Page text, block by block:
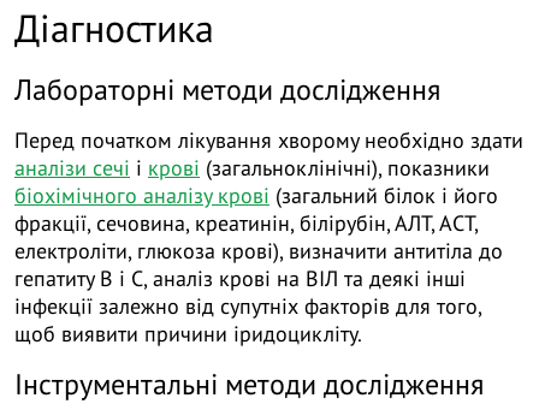
Діагностика
Лабораторні методи дослідження
Перед початком лікування хворому необхідно здати
аналізи сечі і крові (загальноклінічні), показники
біохімічного аналізу крові (загальний білок і його
фракції, сечовина, креатинін, білірубін, АЛТ, АСТ,
електроліти, глюкоза крові), визначити антитіла до
гепатиту B і C, аналіз крові на ВІЛ та деякі інші
інфекції залежно від супутніх факторів для того,
щоб виявити причини іридоцикліту.
Інструментальні методи дослідження